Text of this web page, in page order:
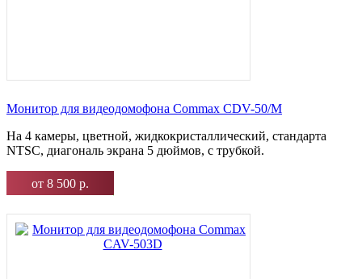
Монитор для видеодомофона Commax CDV-50/M
На 4 камеры, цветной, жидкокристаллический, стандарта
NTSC, диагональ экрана 5 дюймов, с трубкой.
от 8 500 р.